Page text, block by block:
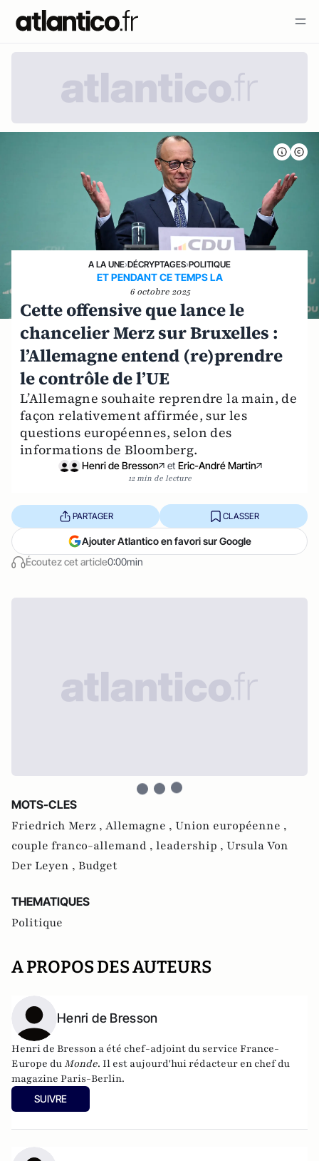
A LA UNE›DÉCRYPTAGES›POLITIQUE
ET PENDANT CE TEMPS LA
6 octobre 2025
Cette offensive que lance le
chancelier Merz sur Bruxelles :
l’Allemagne entend (re)prendre
le contrôle de l’UE
L’Allemagne souhaite reprendre la main, de
façon relativement affirmée, sur les
questions européennes, selon des
informations de Bloomberg.
Henri de Bresson et Eric-André Martin
12 min de lecture
Écoutez cet article0:00min
PARTAGER CLASSER
Ajouter Atlantico en favori sur Google
MOTS-CLES
Friedrich Merz , Allemagne , Union européenne ,
couple franco-allemand , leadership , Ursula Von
Der Leyen , Budget
THEMATIQUES
Politique
A PROPOS DES AUTEURS
Henri de Bresson
Henri de Bresson a été chef-adjoint du service France-
Europe du Monde. Il est aujourd'hui rédacteur en chef du
magazine Paris-Berlin.
SUIVRE